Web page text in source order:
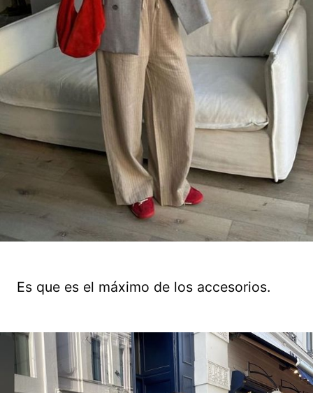
Es que es el máximo de los accesorios.